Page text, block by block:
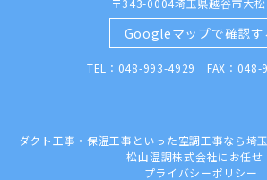
Googleマップで確認す
TEL：048-993-4929 FAX：048-
ダクト工事・保温工事といった空調工事なら埼
松山温調株式会社にお任せ
プライバシーポリシー